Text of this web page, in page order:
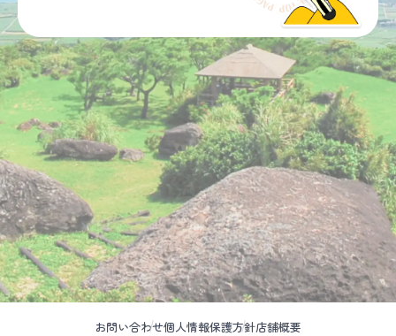
お問い合わせ個人情報保護方針店舗概要